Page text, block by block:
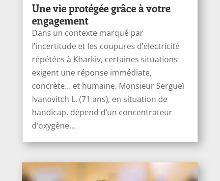
Une vie protégée grâce à votre
engagement
Dans un contexte marqué par
l’incertitude et les coupures d’électricité
répétées à Kharkiv, certaines situations
exigent une réponse immédiate,
concrète… et humaine. Monsieur Sergueï
Ivanоvitch L. (71 ans), en situation de
handicap, dépend d’un concentrateur
d’oxygène...